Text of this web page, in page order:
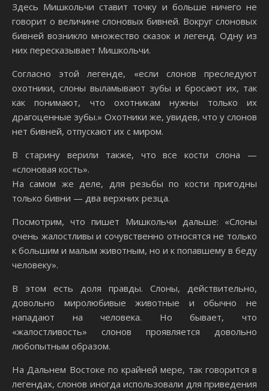
Здесь Мишкольчи ставит точку и больше ничего не
говорит о величине слоновых бивней. Вокруг слоновых
бивней возникло множество сказок и легенд. Одну из
них пересказывает Мишкольчи.
Согласно этой легенде, «если слонов преследуют
охотники, слоны выламывают зубы и бросают их, так
как понимают, что охотникам нужны только их
драгоценные зубы.» Охотники же, увидев, что у слонов
нет бивней, отпускают их с миром.
В старину верили также, что все кости слона —
«слоновая кость».
На самом же деле, для резьбы по кости пригодны
только бивни — два верхних резца.
Посмотрим, что пишет Мишкольчи дальше: «Слоны
очень жалостливы и сочувственно относятся не только
к большим и малым животным, но и к попавшему в беду
человеку».
В этом есть доля правды. Слоны, действительно,
довольно миролюбивые животные и обычно не
нападают на человека. Но бывает, что
«жалостливость» слонов проявляется довольно
любопытным образом.
На Дальнем Востоке по крайней мере, так говорится в
легендах, слонов иногда использовали для приведения